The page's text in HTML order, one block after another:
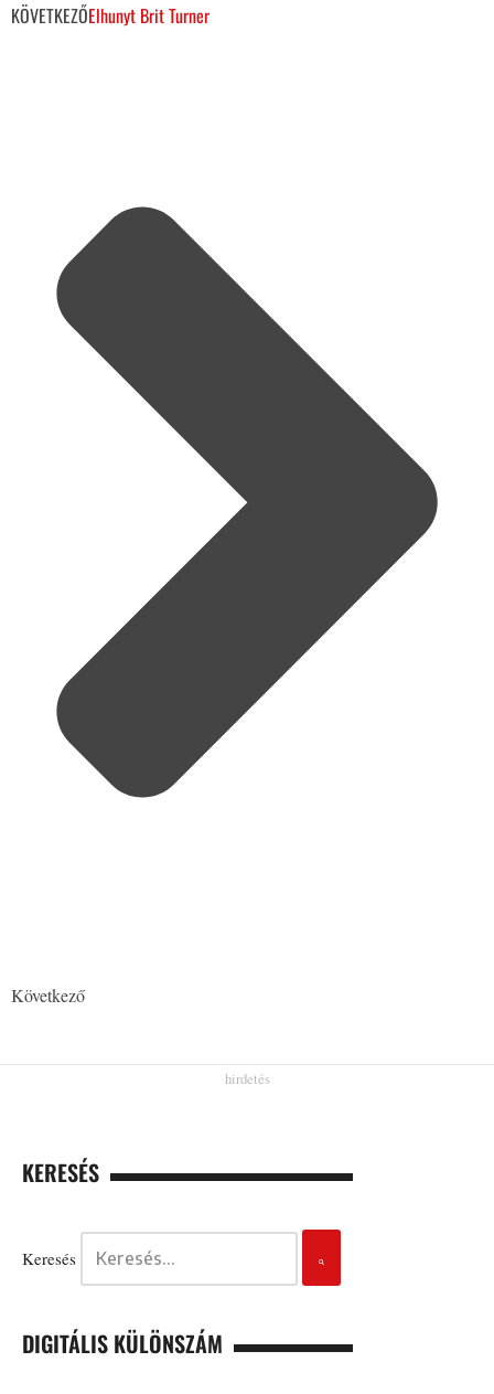
KÖVETKEZŐElhunyt Brit Turner
Következő
KERESÉS
Keresés
DIGITÁLIS KÜLÖNSZÁM